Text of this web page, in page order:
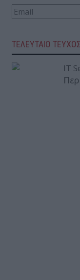
ΤΕΛΕΥΤΑΙΟ ΤΕΥΧΟΣ